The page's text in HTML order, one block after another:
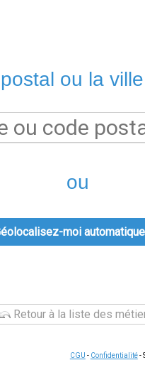
ou la
ou
moi
Retour à la liste des
CGU - Confidentialité-